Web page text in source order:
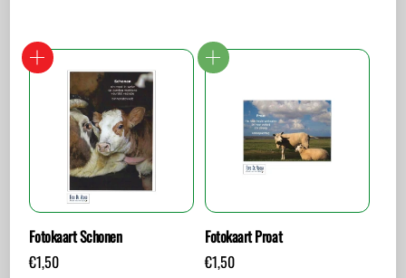
Fotokaart Schonen
€1,50
Fotokaart Proat
€1,50